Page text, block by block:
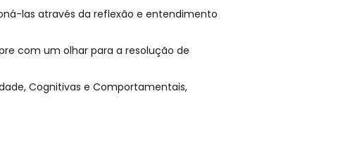
las através da reflexão e entendimento
com um olhar para a resolução de
Cognitivas e Comportamentais,